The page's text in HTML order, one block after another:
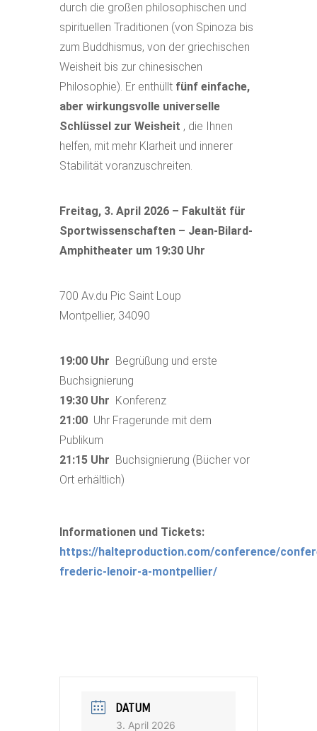
durch die großen philosophischen und
spirituellen Traditionen (von Spinoza bis
zum Buddhismus, von der griechischen
Weisheit bis zur chinesischen
Philosophie). Er enthüllt fünf einfache,
aber wirkungsvolle universelle
Schlüssel zur Weisheit , die Ihnen
helfen, mit mehr Klarheit und innerer
Stabilität voranzuschreiten.
Freitag, 3. April 2026 – Fakultät für
Sportwissenschaften – Jean-Bilard-
Amphitheater um 19:30 Uhr
700 Av.du Pic Saint Loup
Montpellier, 34090
19:00 Uhr Begrüßung und erste
Buchsignierung
19:30 Uhr Konferenz
21:00 Uhr Fragerunde mit dem
Publikum
21:15 Uhr Buchsignierung (Bücher vor
Ort erhältlich)
Informationen und Tickets:
https://halteproduction.com/conference/
frederic-lenoir-a-montpellier/
DATUM
3. April 2026